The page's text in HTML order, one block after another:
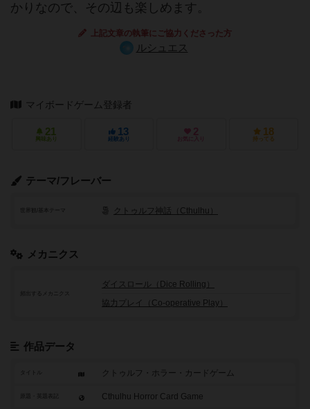
かりなので、その辺も楽しめます。
上記文章の執筆にご協力くださった方
ルシュエス
マイボードゲーム登録者
21
興味あり
13
経験あり
2
お気に入り
18
持ってる
テーマ/フレーバー
世界観/基本テーマ クトゥルフ神話（Cthulhu）
メカニクス
頻出するメカニクス
ダイスロール（Dice Rolling）
協力プレイ（Co-operative Play）
作品データ
タイトル クトゥルフ・ホラー・カードゲーム
Cthulhu Horror Card Game